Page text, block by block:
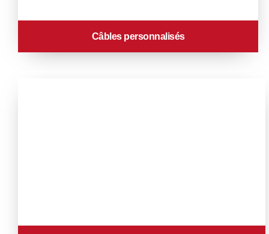
Câbles personnalisés